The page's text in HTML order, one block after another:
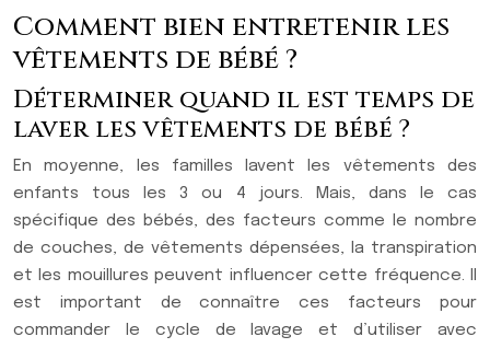
Comment bien entretenir les
vêtements de bébé ?
Déterminer quand il est temps de
laver les vêtements de bébé ?
En moyenne, les familles lavent les vêtements des
enfants tous les 3 ou 4 jours. Mais, dans le cas
spécifique des bébés, des facteurs comme le nombre
de couches, de vêtements dépensées, la transpiration
et les mouillures peuvent influencer cette fréquence. Il
est important de connaître ces facteurs pour
commander le cycle de lavage et d’utiliser avec